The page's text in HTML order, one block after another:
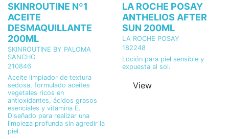
SKINROUTINE Nº1
ACEITE
DESMAQUILLANTE
200ML
SKINROUTINE BY PALOMA
SANCHO
210846
Aceite limpiador de textura
sedosa, formulado aceites
vegetales ricos en
antioxidantes, ácidos grasos
esenciales y vitamina E.
Diseñado para realizar una
limpieza profunda sin agredir la
piel.
LA ROCHE POSAY
ANTHELIOS AFTER
SUN 200ML
LA ROCHE POSAY
182248
Loción para piel sensible y
expuesta al sol.
View